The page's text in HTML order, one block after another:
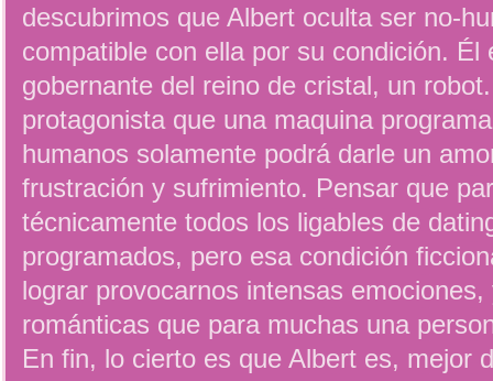
descubrimos que Albert oculta ser no-
compatible con ella por su condición. Él
gobernante del reino de cristal, un
protagonista que una maquina
humanos solamente podrá darle un
frustración y sufrimiento. Pensar que
técnicamente todos los ligables de
programados, pero esa condición
lograr provocarnos intensas
románticas que para muchas una
En fin, lo cierto es que Albert es, mejor